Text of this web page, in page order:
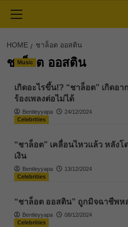
Menu
HOME ชาล็อต ออสติน
ชาล็อต ออสติน
Music
เกิดอะไรขึ้น!? “ชาล็อต” เกิดอ
ร้องเพลงต่อไม่ได้
Bentleyyapa
24/12/2024
Celebrities
“ชาล็อต” เคลื่อนไหวแล้ว หลัง
เงิน
Bentleyyapa
13/12/2024
Celebrities
“ชาล็อต ออสติน” ถูกมิจฉาชีพห
Bentleyyapa
08/12/2024
Celebrities